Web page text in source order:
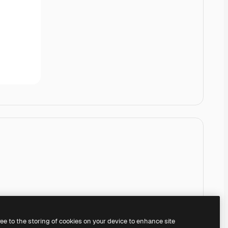
to the storing of cookies on your device to enhance site